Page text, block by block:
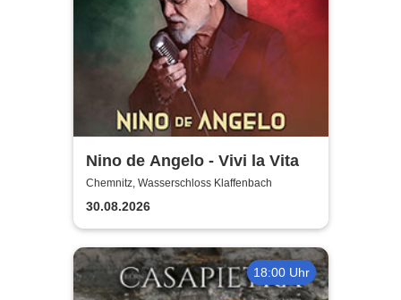
Nino de Angelo - Vivi la Vita
Chemnitz, Wasserschloss Klaffenbach
30.08.2026
18:00 Uhr